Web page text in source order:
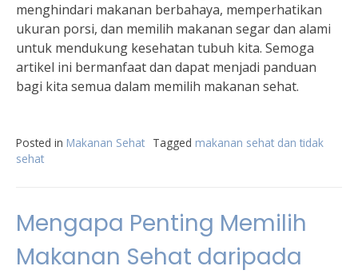
menghindari makanan berbahaya, memperhatikan
ukuran porsi, dan memilih makanan segar dan alami
untuk mendukung kesehatan tubuh kita. Semoga
artikel ini bermanfaat dan dapat menjadi panduan
bagi kita semua dalam memilih makanan sehat.
Posted in Makanan Sehat Tagged makanan sehat dan tidak
sehat
Mengapa Penting Memilih
Makanan Sehat daripada